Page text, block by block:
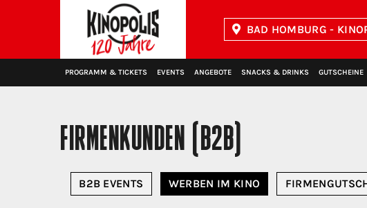
BAD HOMBURG -
PROGRAMM & TICKETS EVENTS ANGEBOTE SNACKS & DRINKS GUTSCHEINE
FIRMENKUNDEN (B2B)
B2B EVENTS WERBEN IM KINO